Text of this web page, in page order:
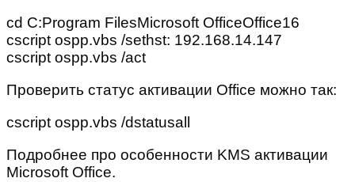
cd C:Program FilesMicrosoft OfficeOffice16
cscript ospp.vbs /sethst: 192.168.14.147
cscript ospp.vbs /act
Проверить статус активации Office можно так:
cscript ospp.vbs /dstatusall
Подробнее про особенности KMS активации
Microsoft Office.